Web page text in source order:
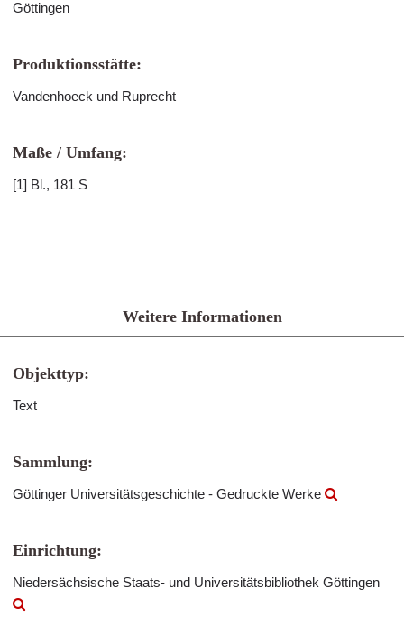
Göttingen
Produktionsstätte:
Vandenhoeck und Ruprecht
Maße / Umfang:
[1] Bl., 181 S
Weitere Informationen
Objekttyp:
Text
Sammlung:
Göttinger Universitätsgeschichte - Gedruckte Werke
Einrichtung:
Niedersächsische Staats- und Universitätsbibliothek Göttingen